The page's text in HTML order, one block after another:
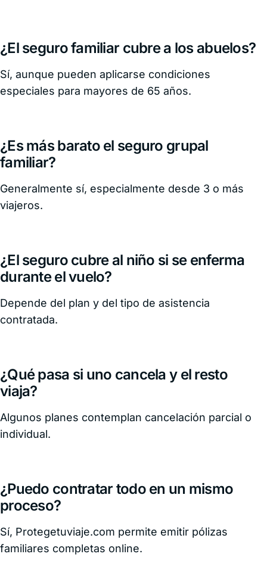
¿El seguro familiar cubre a los abuelos?
Sí, aunque pueden aplicarse condiciones
especiales para mayores de 65 años.
¿Es más barato el seguro grupal
familiar?
Generalmente sí, especialmente desde 3 o más
viajeros.
¿El seguro cubre al niño si se enferma
durante el vuelo?
Depende del plan y del tipo de asistencia
contratada.
¿Qué pasa si uno cancela y el resto
viaja?
Algunos planes contemplan cancelación parcial o
individual.
¿Puedo contratar todo en un mismo
proceso?
Sí, Protegetuviaje.com permite emitir pólizas
familiares completas online.